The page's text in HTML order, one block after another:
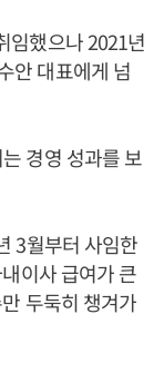
임했으나 2021년
안 대표에게 넘
경영 성과를 보
3월부터 사임한
이사 급여가 큰
두둑히 챙겨가